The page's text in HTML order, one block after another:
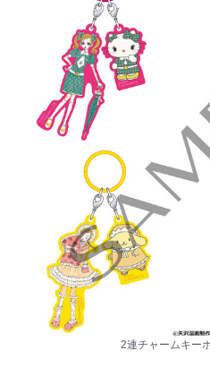
2連チャームキー